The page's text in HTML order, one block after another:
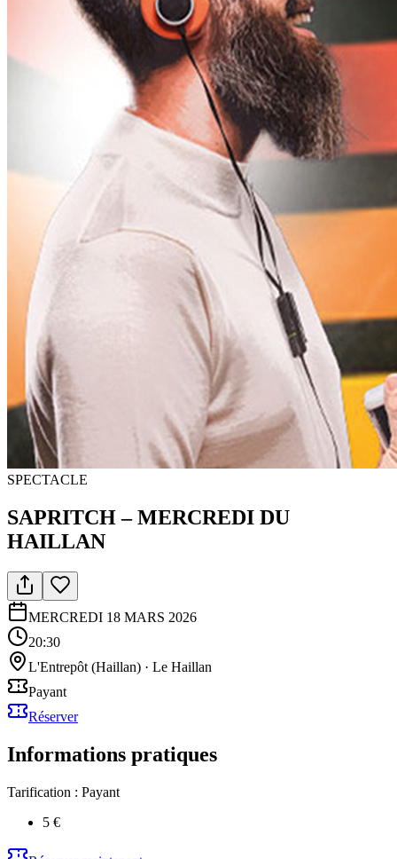
SPECTACLE
SAPRITCH – MERCREDI DU
HAILLAN
MERCREDI 18 MARS 2026
20:30
L'Entrepôt (Haillan) · Le Haillan
Payant
Réserver
Informations pratiques
Tarification : Payant
5 €